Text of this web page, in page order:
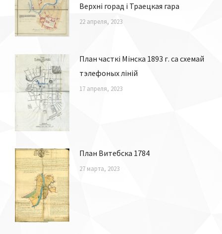
Верхні горад і Траецкая гара
22 апреля, 2023
План часткі Мінска 1893 г. са схемай
тэлефоных ліній
17 апреля, 2023
План Витебска 1784
27 марта, 2023